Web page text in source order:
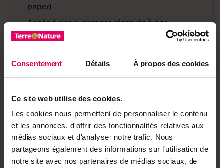
Consentement Détails À propos des cookies
Ce site web utilise des cookies.
Les cookies nous permettent de personnaliser le contenu
et les annonces, d'offrir des fonctionnalités relatives aux
médias sociaux et d'analyser notre trafic. Nous
partageons également des informations sur l'utilisation de
notre site avec nos partenaires de médias sociaux, de
paper)
· Accès à des avantages réservés à nos
abonnés
Déjà abonné·e ?
Achetez local sur
notre boutique
Découvrez les produits